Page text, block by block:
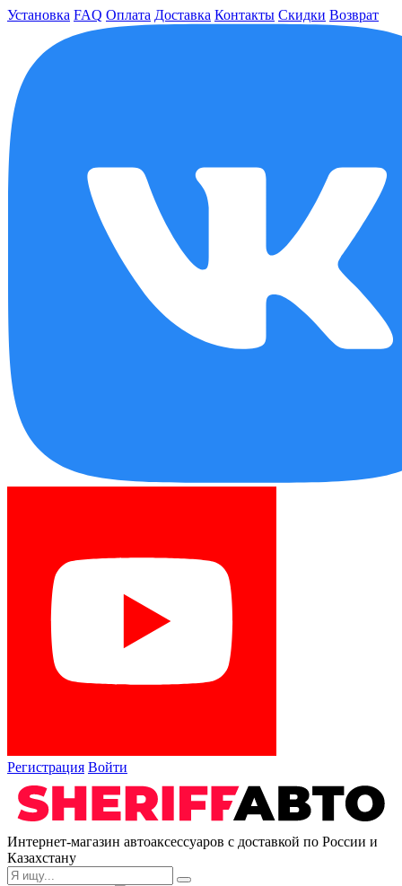
Установка FAQ Оплата Доставка Контакты Скидки Возврат
Регистрация Войти
Интернет-магазин автоаксессуаров с доставкой по России и
Казахстану